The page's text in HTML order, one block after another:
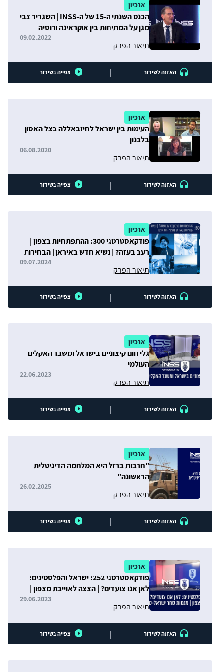
ארכיון
הכנס השנתי ה-15 של ה-INSS | השגריר צבי
מגן על המתיחות בין אוקראינה ורוסיה
תיאור הפרק
09.02.2022
האזנה לשידור | צפייה בשידור
ארכיון
העימות בין ישראל לחיזבאללה בצל האסון
בלבנון
תיאור הפרק
06.08.2020
האזנה לשידור | צפייה בשידור
ארכיון
פודקאסטרטגי 300: ההתפתחיות בצפון |
רעב בעזה? | נשיא חדש באיראן | הבחירות
תיאור הפרק
09.07.2024
האזנה לשידור | צפייה בשידור
ארכיון
גלי חום קיצוניים בישראל ומשבר האקלים
העולמי
תיאור הפרק
22.06.2023
האזנה לשידור | צפייה בשידור
ארכיון
"חרבות ברזל היא המלחמה הדיגיטלית
הראשונה"
תיאור הפרק
26.02.2025
האזנה לשידור | צפייה בשידור
ארכיון
פודקאסטרטגי 252: ישראל והפלסטינים:
לאן אנו צועדים? | הצצה לאוייבת מצפון |
תיאור הפרק
29.06.2023
האזנה לשידור | צפייה בשידור